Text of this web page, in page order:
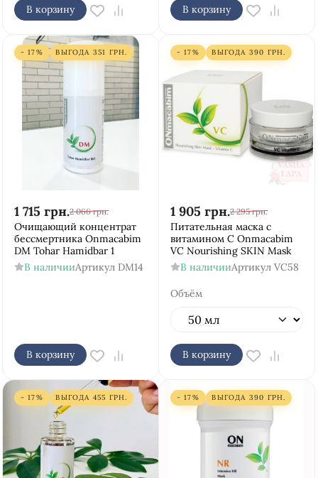
В корзину В корзину
- 17% ВЫГОДА 351 ГРН.
1 715 грн.2 066 грн.
Очищающий концентрат
бессмертника Onmacabim
DM Tohar Hamidbar 1
В наличииАртикул DM14
В корзину
- 17% ВЫГОДА 390 ГРН.
1 905 грн.2 295 грн.
Питательная маска с
витамином С Onmacabim
VC Nourishing SKIN Mask
В наличииАртикул VC58
Объём
В корзину
- 17% ВЫГОДА 455 ГРН. - 17% ВЫГОДА 390 ГРН.